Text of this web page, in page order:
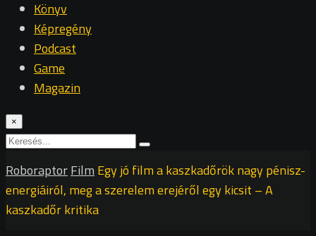
Könyv
Képregény
Podcast
Game
Magazin
×
RoboraptorFilm Egy jó film a kaszkadőrök nagy pénisz-
energiáiról, meg a szerelem erejéről egy kicsit – A
kaszkadőr kritika